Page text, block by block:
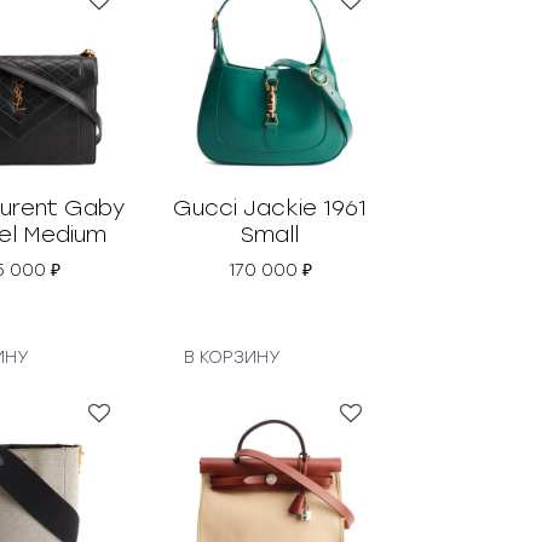
Gaby
Medium
000 ₽
Gucci Jackie 1961
Small
170 000 ₽
В КОРЗИНУ